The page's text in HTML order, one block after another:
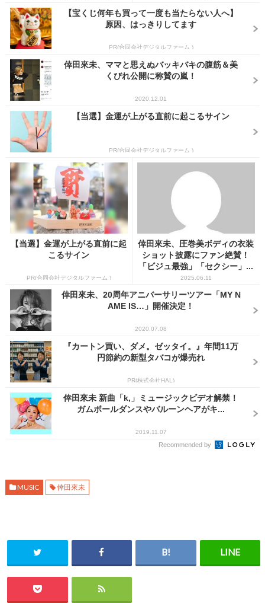
【宝くじ何年も買って一度も当たらない人へ】
原因、はっきりしてます
PR(合同会社デジタルファーム )
倖田來未、ママと思えぬバッキバキの腹筋＆美
くびれ公開に称賛の嵐！
2020.12.01
【当選】金運が上がる直前に起こるサイン
PR(合同会社デジタルファーム )
【当選】金運が上がる直前に起
こるサイン
PR(合同会社デジタルファーム )
倖田來未、圧巻美ボディの衣装
ショット披露にファン絶賛！
「ビジュ最強」「セクシー」...
2025.06.11
倖田來未、20周年アニバーサリーツアー「MY N
AME IS…」開催決定！
2020.07.08
『カートン買い、ダメ。ゼッタイ。』年間11万
円節約の新型タバコが爆売れ
PR(株式会社HAL)
倖田來未 新曲「k,」ミュージックビデオ解禁！
ガムボールダンスやバルーンヘアがキ...
2019.11.07
Recommended by
MUSIC 倖田來未